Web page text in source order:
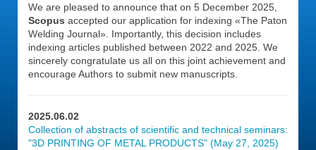
We are pleased to announce that on 5 December 2025,
Scopus accepted our application for indexing «The Paton
Welding Journal». Importantly, this decision includes
indexing articles published between 2022 and 2025. We
sincerely congratulate us all on this joint achievement and
encourage Authors to submit new manuscripts.
2025.06.02
Collection of abstracts of scientific and technical seminars:
"3D PRINTING OF METAL PRODUCTS" (May 27, 2025)